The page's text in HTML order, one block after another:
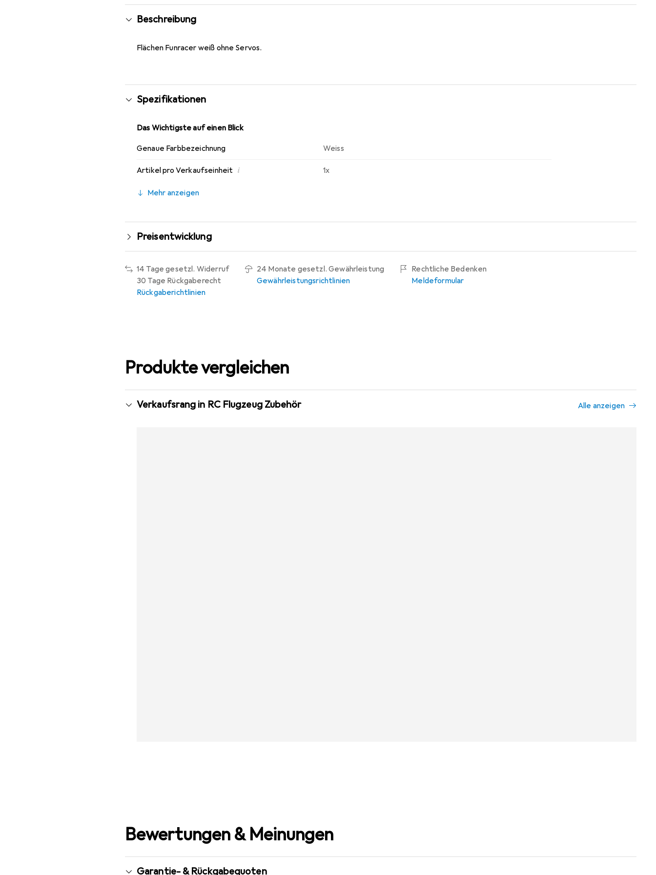
Beschreibung
Flächen Funracer weiß ohne Servos.
Spezifikationen
Das Wichtigste auf einen Blick
Genaue Farbbezeichnung Weiss
Artikel pro Verkaufseinheit i 1x
Mehr anzeigen
Preisentwicklung
14 Tage gesetzl. Widerruf
30 Tage Rückgaberecht
Rückgaberichtlinien
24 Monate gesetzl. Gewährleistung
Gewährleistungsrichtlinien
Rechtliche Bedenken
Meldeformular
Produkte vergleichen
Verkaufsrang in RC Flugzeug Zubehör Alle anzeigen
Bewertungen & Meinungen
Garantie- & Rückgabequoten